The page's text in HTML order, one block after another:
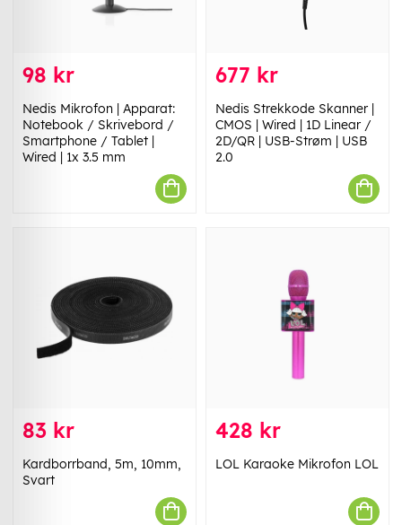
98 kr
Nedis Mikrofon | Apparat:
Notebook / Skrivebord /
Smartphone / Tablet |
Wired | 1x 3.5 mm
677 kr
Nedis Strekkode Skanner |
CMOS | Wired | 1D Linear /
2D/QR | USB-Strøm | USB
2.0
83 kr
Kardborrband, 5m, 10mm,
Svart
428 kr
LOL Karaoke Mikrofon LOL